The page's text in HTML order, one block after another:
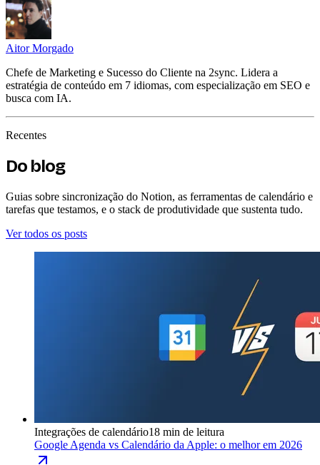
Aitor Morgado
Chefe de Marketing e Sucesso do Cliente na 2sync. Lidera a
estratégia de conteúdo em 7 idiomas, com especialização em SEO e
busca com IA.
Recentes
Do blog
Guias sobre sincronização do Notion, as ferramentas de calendário e
tarefas que testamos, e o stack de produtividade que sustenta tudo.
Ver todos os posts
Integrações de calendário18 min de leitura
Google Agenda vs Calendário da Apple: o melhor em 2026